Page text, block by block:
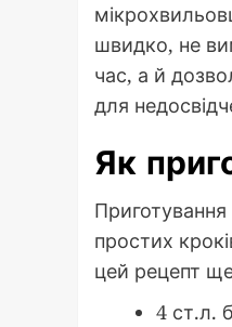
швидко, не
час, а й
для
Як
простих
цей рецепт
4 ст.л.